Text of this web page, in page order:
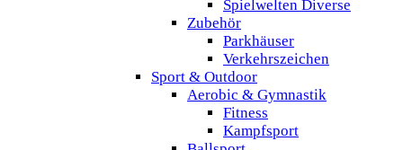
Spielwelten Diverse
Zubehör
Parkhäuser
Verkehrszeichen
Sport & Outdoor
Aerobic & Gymnastik
Fitness
Kampfsport